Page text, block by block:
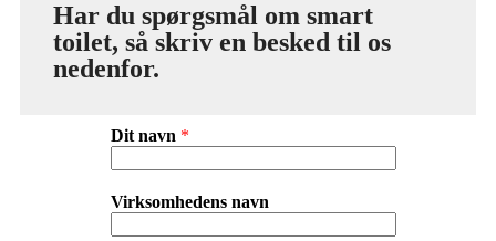
Har du spørgsmål om smart
toilet, så skriv en besked til os
nedenfor.
Dit navn *
Virksomhedens navn